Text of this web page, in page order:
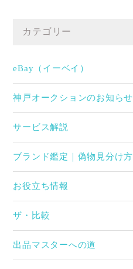
カテゴリー
eBay（イーベイ）
神戸オークションのお知らせ
サービス解説
ブランド鑑定｜偽物見分け方
お役立ち情報
ザ・比較
出品マスターへの道